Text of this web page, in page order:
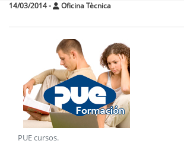
14/03/2014- Oficina Tècnica
PUE cursos.